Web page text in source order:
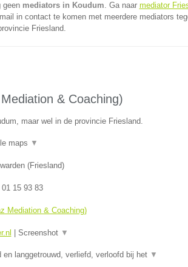
geen mediators in Koudum. Ga naar mediator
in contact te komen met meerdere mediators
Friesland.
& Coaching)
maar wel in de provincie Friesland.
maps ▼
(Friesland)
01 15 93 83
Mediation & Coaching)
Screenshot ▼
en langgetrouwd, verliefd, verloofd bij het ▼